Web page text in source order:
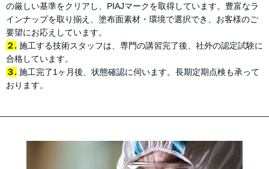
の厳しい基準をクリアし、PIAJマークを取得しています。豊富なラ
インナップを取り揃え、塗布面素材・環境で選択でき、お客様のご
要望にお応えしています。
２. 施工する技術スタッフは、専門の講習完了後、社外の認定試験に
合格しています。
３. 施工完了1ヶ月後、状態確認に伺います。長期定期点検も承って
おります。